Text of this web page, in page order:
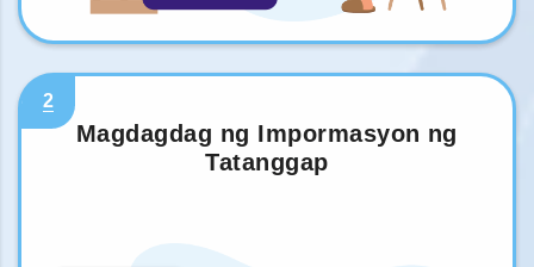
2
Magdagdag ng Impormasyon ng
Tatanggap